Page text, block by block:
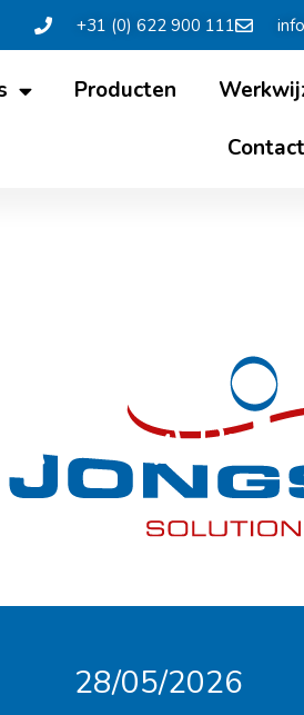
+31 (0) 622 900 111
Producten
Contact
(Whey)
28/05/2026